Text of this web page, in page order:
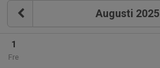
Augusti 2025
1
Fre